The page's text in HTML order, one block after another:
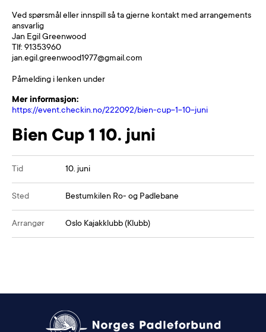
Ved spørsmål eller innspill så ta gjerne kontakt med arrangements
ansvarlig
Jan Egil Greenwood
Tlf: 91353960
jan.egil.greenwood1977@gmail.com
Påmelding i lenken under
Mer informasjon:
https://event.checkin.no/222092/bien-cup-1-10-juni
Bien Cup 1 10. juni
Tid 10. juni
Sted Bestumkilen Ro- og Padlebane
Arrangør Oslo Kajakklubb (Klubb)